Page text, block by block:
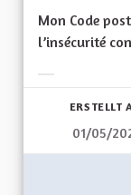
Mon Code
l’insécurité
ERSTELLT
01/05/